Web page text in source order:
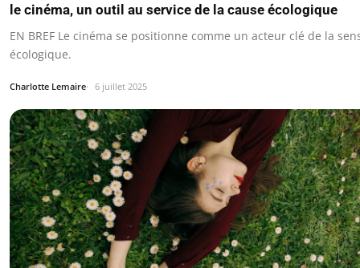
le cinéma, un outil au service de la cause écologique
EN BREF Le cinéma se positionne comme un acteur clé de la
écologique.
Charlotte Lemaire 6 juillet 2025